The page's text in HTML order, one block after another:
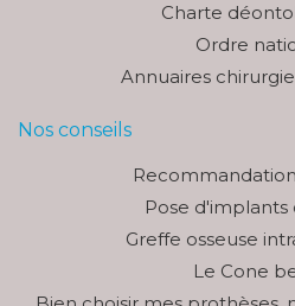
Charte
Ordre
Annuaires
Nos conseils
Pose d'implants
Greffe osseuse
Le Cone